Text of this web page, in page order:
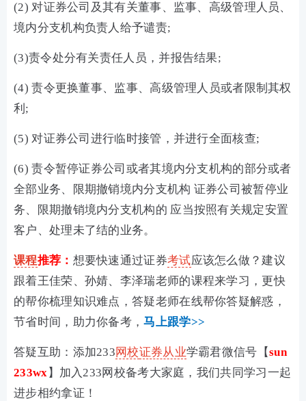
(2) 对证券公司及其有关董事、监事、高级管理人员、
境内分支机构负责人给予谴责;
(3)责令处分有关责任人员，并报告结果;
(4) 责令更换董事、监事、高级管理人员或者限制其权
利;
(5) 对证券公司进行临时接管，并进行全面核查;
(6) 责令暂停证券公司或者其境内分支机构的部分或者
全部业务、限期撤销境内分支机构 证券公司被暂停业
务、限期撤销境内分支机构的 应当按照有关规定安置
客户、处理未了结的业务。
课程推荐： 想要快速通过证券考试应该怎么做？建议
跟着王佳荣、孙婧、李泽瑞老师的课程来学习，更快
的帮你梳理知识难点，答疑老师在线帮你答疑解惑，
节省时间，助力你备考，马上跟学>>
答疑互助：添加233网校证券从业学霸君微信号【sun
233wx 】加入233网校备考大家庭，我们共同学习一起
进步相约拿证！